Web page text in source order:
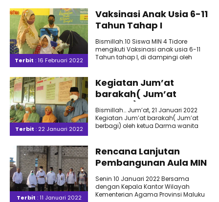
Terbit : 16 Februari 2022
Vaksinasi Anak Usia 6-11
Tahun Tahap I
Bismillah.10 Siswa MIN 4 Tidore
mengikuti Vaksinasi anak usia 6-11
Tahun tahap I, di dampingi oleh
Terbit : 22 Januari 2022
Kegiatan Jum’at
barakah( Jum’at
berbagi)
Bismillah… Jum’at, 21 Januari 2022
Kegiatan Jum’at barakah( Jum’at
berbagi) oleh ketua Darma wanita
Terbit : 11 Januari 2022
Rencana Lanjutan
Pembangunan Aula MIN
4 Tidore
Senin 10 Januari 2022 Bersama
dengan Kepala Kantor Wilayah
Kementerian Agama Provinsi Maluku